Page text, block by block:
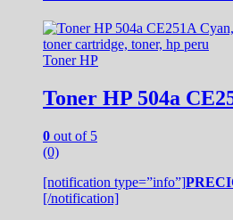
Toner HP
Toner HP 504a
0 out of 5
(0)
[notification type=”info”]
[/notification]